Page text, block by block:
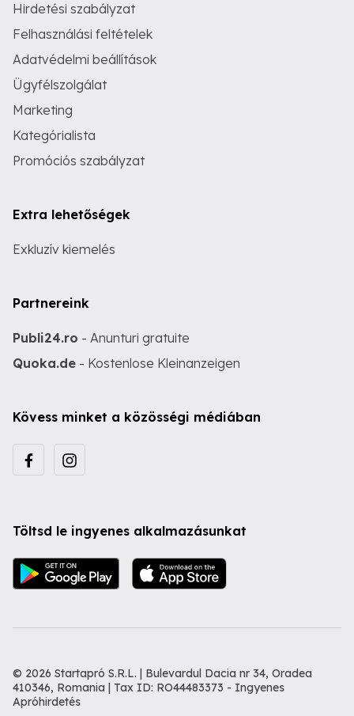
Hirdetési szabályzat
Felhasználási feltételek
Adatvédelmi beállítások
Ügyfélszolgálat
Marketing
Kategórialista
Promóciós szabályzat
Extra lehetőségek
Exkluzív kiemelés
Partnereink
Publi24.ro - Anunturi gratuite
Quoka.de - Kostenlose Kleinanzeigen
Kövess minket a közösségi médiában
Töltsd le ingyenes alkalmazásunkat
© 2026 Startapró S.R.L. | Bulevardul Dacia nr 34, Oradea
410346, Romania | Tax ID: RO44483373 - Ingyenes
Apróhirdetés